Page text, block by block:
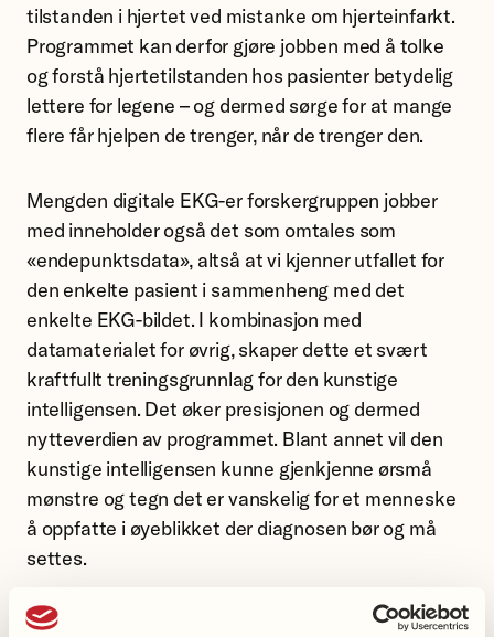
tilstanden i hjertet ved mistanke om hjerteinfarkt.
Programmet kan derfor gjøre jobben med å tolke
og forstå hjertetilstanden hos pasienter betydelig
lettere for legene – og dermed sørge for at mange
flere får hjelpen de trenger, når de trenger den.
Mengden digitale EKG-er forskergruppen jobber
med inneholder også det som omtales som
«endepunktsdata», altså at vi kjenner utfallet for
den enkelte pasient i sammenheng med det
enkelte EKG-bildet. I kombinasjon med
datamaterialet for øvrig, skaper dette et svært
kraftfullt treningsgrunnlag for den kunstige
intelligensen. Det øker presisjonen og dermed
nytteverdien av programmet. Blant annet vil den
kunstige intelligensen kunne gjenkjenne ørsmå
mønstre og tegn det er vanskelig for et menneske
å oppfatte i øyeblikket der diagnosen bør og må
settes.
Gir lynrask diagnose